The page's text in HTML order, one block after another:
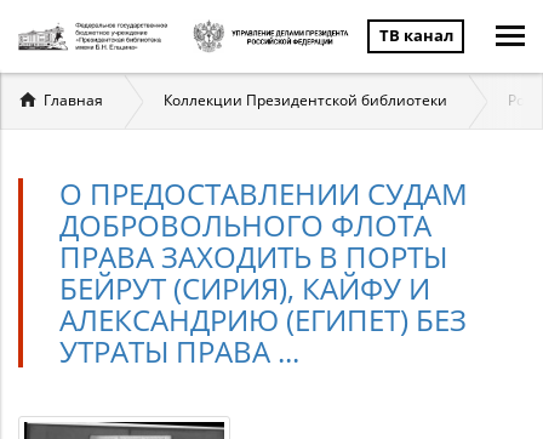
ТВ канал
Вы
здесь
Главная Коллекции Президентской библиотеки
О ПРЕДОСТАВЛЕНИИ СУДАМ
ДОБРОВОЛЬНОГО ФЛОТА
ПРАВА ЗАХОДИТЬ В ПОРТЫ
БЕЙРУТ (СИРИЯ), КАЙФУ И
АЛЕКСАНДРИЮ (ЕГИПЕТ) БЕЗ
УТРАТЫ ПРАВА ...